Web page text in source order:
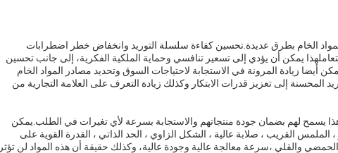
الخام بطرق عديدة.تحسين كفاءة سلسلة التوريد وانخفاض خطر اضطرابات
يمكن أن يؤدي إلى تسعير تنافسي وحماية الملكية الفكرية، إلى جانب تحسين
أيضا زيادة المرونة في الاستجابة لاحتياجات السوق وتحديد مصادر المواد الخام
المحسنة إلى تعزيز قدرات الابتكار وكذلك زيادة التعرف على العلامة التجارية من
يسمح لهم بضمان جودة منتجاتهم والاستجابة بسرعة لأي تغيرات في الطلب.يمكن
، الملمس القريب ، صلابة عالية ، الشكل الزاوي ، الحد الذاتي ، القدرة القوية على
الحمضي والقلي ،سرعة معالجة عالية وجودة عالية، وكذلك حقيقة أن هذه المواد لن تؤثر